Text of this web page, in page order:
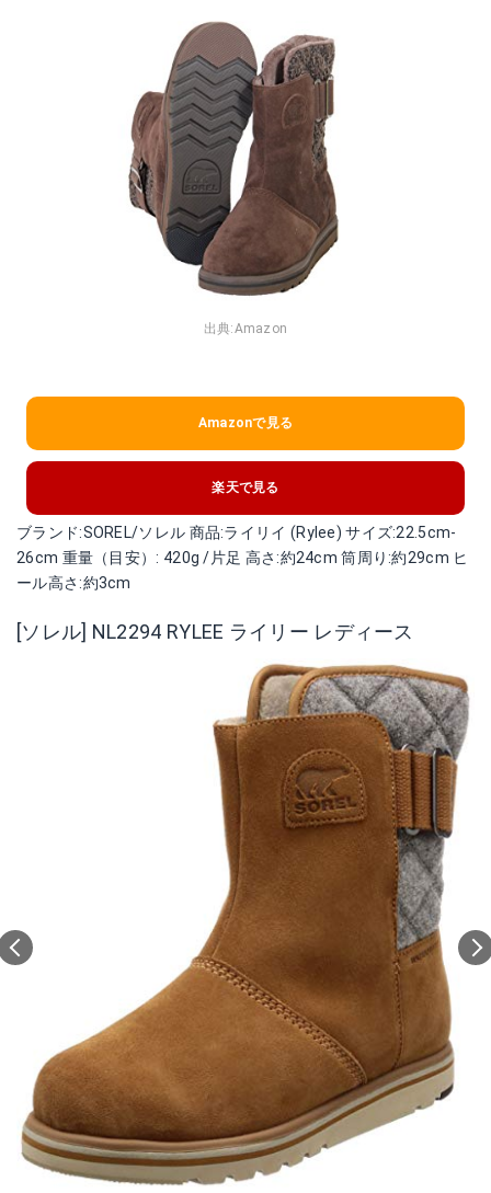
出典:Amazon
Amazonで見る
楽天で見る
ブランド:SOREL/ソレル 商品:ライリイ (Rylee) サイズ:22.5cm-
26cm 重量（目安）: 420g /片足 高さ:約24cm 筒周り:約29cm ヒ
ール高さ:約3cm
[ソレル] NL2294 RYLEE ライリー レディース